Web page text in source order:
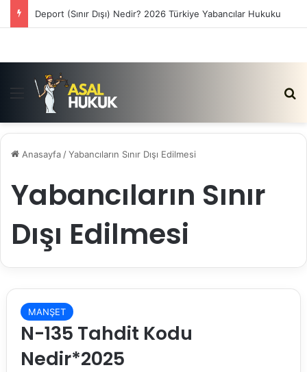
Satış Vaadi Sözleşmesi İptali Nedir?
Menü
Anasayfa /Yabancıların Sınır Dışı Edilmesi
Yabancıların Sınır
Dışı Edilmesi
MANŞET
N-135 Tahdit Kodu
Nedir*2025